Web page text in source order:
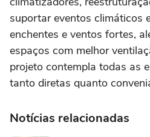
suportar eventos climáticos
enchentes e ventos fortes,
espaços com melhor
projeto contempla todas as
tanto diretas quanto
Notícias relacionadas